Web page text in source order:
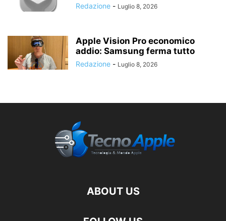
Redazione - Luglio 8, 2026
Apple Vision Pro economico
addio: Samsung ferma tutto
Redazione - Luglio 8, 2026
ABOUT US